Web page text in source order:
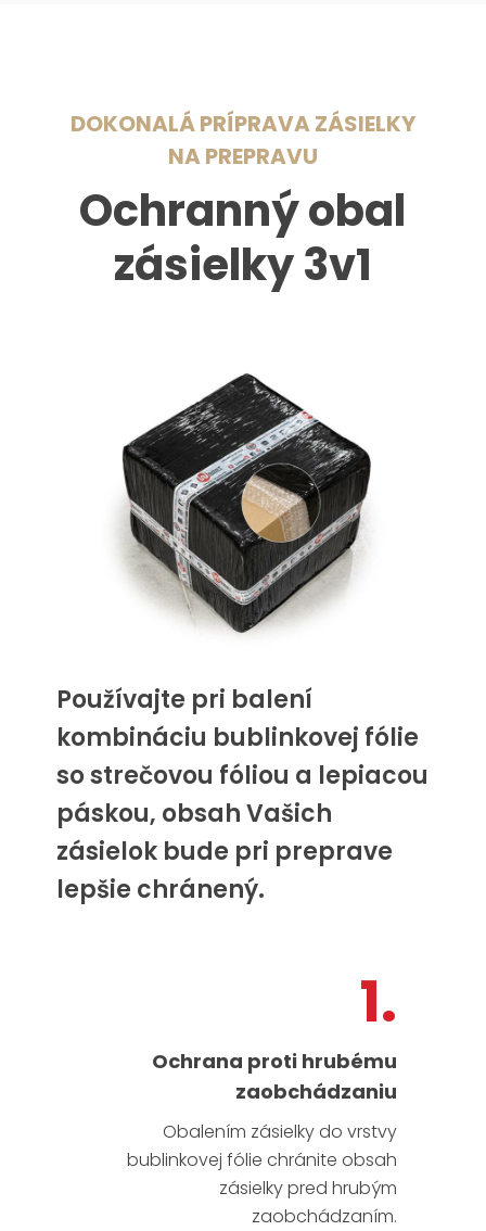
DOKONALÁ PRÍPRAVA ZÁSIELKY
NA PREPRAVU
Ochranný obal
zásielky 3v1
Používajte pri balení
kombináciu bublinkovej fólie
so strečovou fóliou a lepiacou
páskou, obsah Vašich
zásielok bude pri preprave
lepšie chránený.
1.
Ochrana proti hrubému
zaobchádzaniu
Obalením zásielky do vrstvy
bublinkovej fólie chránite obsah
zásielky pred hrubým
zaobchádzaním.